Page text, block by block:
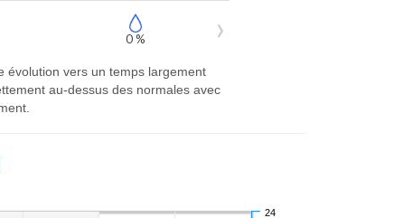
0 %
évolution vers un temps largement
au-dessus des normales avec
24